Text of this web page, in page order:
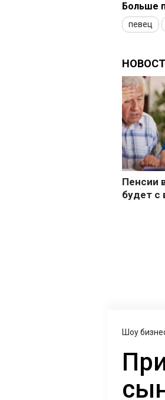
Больше
певец
Шоу